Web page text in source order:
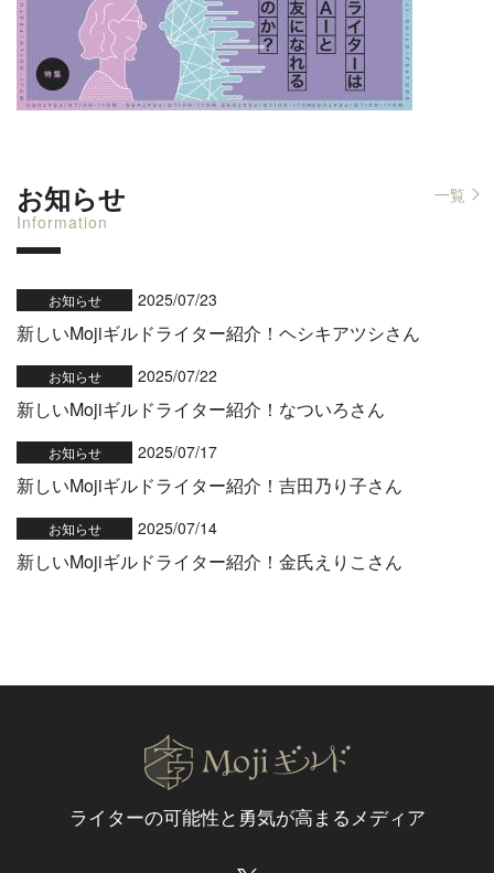
お知らせ
Information
一覧
お知らせ 2025/07/23
新しいMojiギルドライター紹介！ヘシキアツシさん
お知らせ 2025/07/22
新しいMojiギルドライター紹介！なついろさん
お知らせ 2025/07/17
新しいMojiギルドライター紹介！吉田乃り子さん
お知らせ 2025/07/14
新しいMojiギルドライター紹介！金氏えりこさん
ライターの可能性と 勇気が高まるメディア